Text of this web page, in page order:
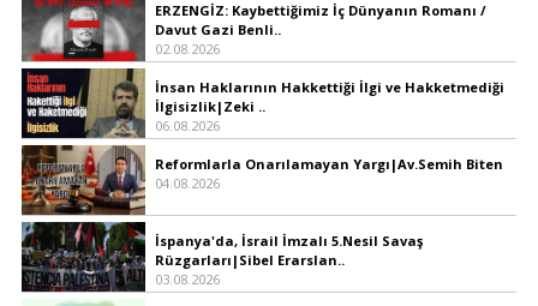
ERZENGİZ: Kaybettiğimiz İç Dünyanın Romanı /
Davut Gazi Benli..
02.08.2026
İnsan Haklarının Hakkettiği İlgi ve Hakketmediği
İlgisizlik|Zeki ..
06.08.2026
Reformlarla Onarılamayan Yargı|Av.Semih Biten
04.08.2026
İspanya'da, İsrail İmzalı 5.Nesil Savaş
Rüzgarları|Sibel Erarslan..
03.08.2026